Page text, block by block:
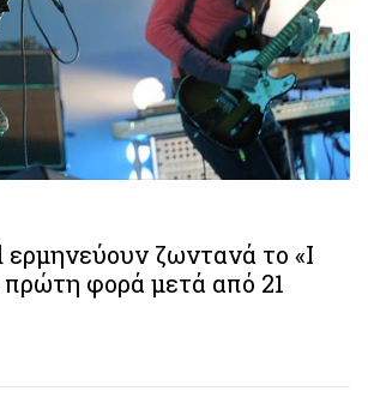
ερμηνεύουν ζωντανά το «I
φορά μετά από 21